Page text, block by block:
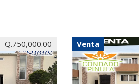
Q.750,000.00 Venta